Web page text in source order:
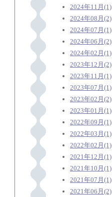
2024年11月(1)
2024年08月(2)
2024年07月(1)
2024年06月(2)
2024年02月(1)
2023年12月(2)
2023年11月(1)
2023年07月(1)
2023年02月(2)
2023年01月(1)
2022年09月(1)
2022年03月(1)
2022年02月(1)
2021年12月(1)
2021年10月(1)
2021年07月(1)
2021年06月(2)